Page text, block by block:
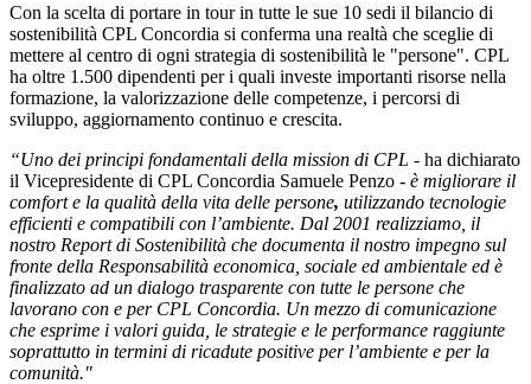
Con la scelta di portare in tour in tutte le sue 10 sedi il bilancio di
sostenibilità CPL Concordia si conferma una realtà che sceglie di
mettere al centro di ogni strategia di sostenibilità le "persone". CPL
ha oltre 1.500 dipendenti per i quali investe importanti risorse nella
formazione, la valorizzazione delle competenze, i percorsi di
sviluppo, aggiornamento continuo e crescita.
“Uno dei principi fondamentali della mission di CPL - ha dichiarato
il Vicepresidente di CPL Concordia Samuele Penzo - è migliorare il
comfort e la qualità della vita delle persone, utilizzando tecnologie
efficienti e compatibili con l’ambiente. Dal 2001 realizziamo, il
nostro Report di Sostenibilità che documenta il nostro impegno sul
fronte della Responsabilità economica, sociale ed ambientale ed è
finalizzato ad un dialogo trasparente con tutte le persone che
lavorano con e per CPL Concordia. Un mezzo di comunicazione
che esprime i valori guida, le strategie e le performance raggiunte
soprattutto in termini di ricadute positive per l’ambiente e per la
comunità."